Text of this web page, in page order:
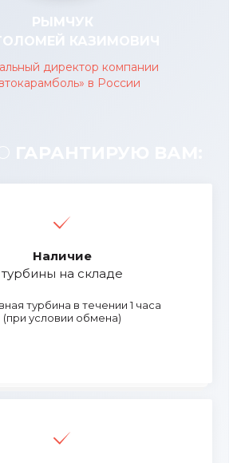
Наличие
турбины на складе
турбина в течении 1 часа
(при условии обмена)
РЫМЧУК
КАЗИМОВИЧ
директор компании
в России